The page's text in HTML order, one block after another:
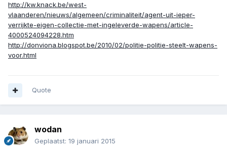
http://kw.knack.be/west-
vlaanderen/nieuws/algemeen/criminaliteit/agent-uit-ieper-
verrijkte-eigen-collectie-met-ingeleverde-wapens/article-
4000524094228.htm
http://donviona.blogspot.be/2010/02/politie-politie-steelt-wapens-
voor.html
Quote
wodan
Geplaatst: 19 januari 2015